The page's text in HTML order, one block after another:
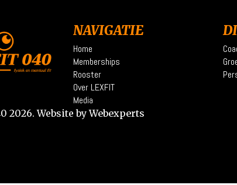
NAVIGATIE
Home
Memberships
Rooster
Over LEXFIT
Media
2026. Website byWebexperts